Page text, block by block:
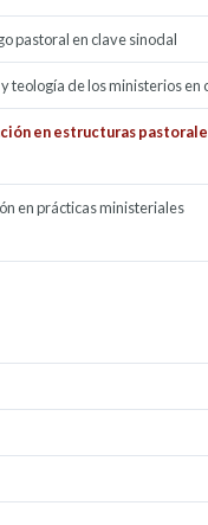
pastoral en clave sinodal
teología de los ministerios en
en estructuras
en prácticas ministeriales